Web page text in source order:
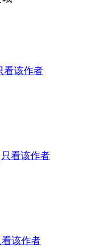
看该作者
只看该作者
看该作者